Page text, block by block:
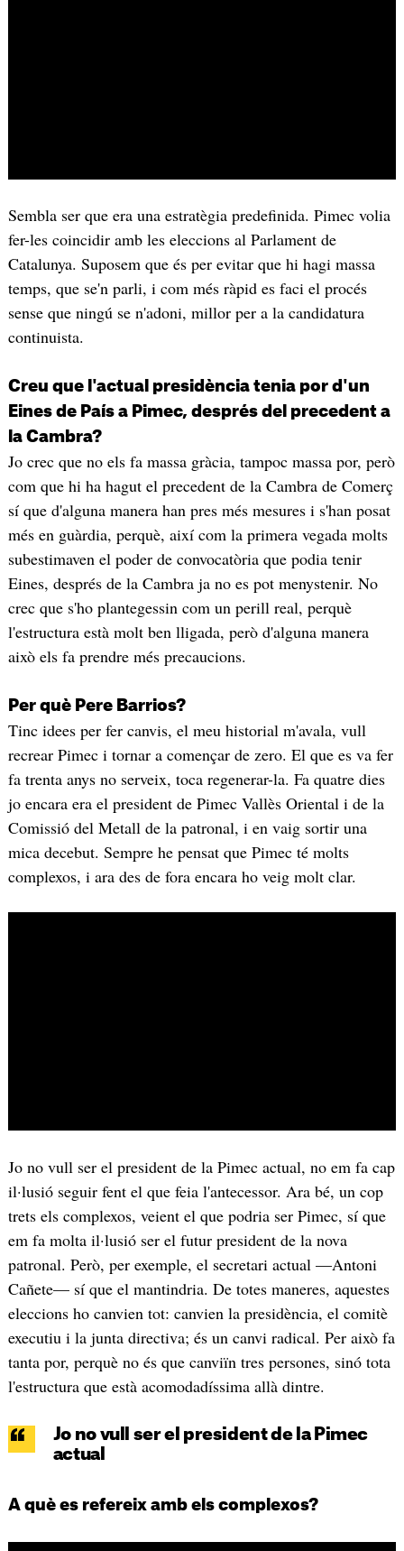
Sembla ser que era una estratègia predefinida. Pimec volia
fer-les coincidir amb les eleccions al Parlament de
Catalunya. Suposem que és per evitar que hi hagi massa
temps, que se'n parli, i com més ràpid es faci el procés
sense que ningú se n'adoni, millor per a la candidatura
continuista.
Creu que l'actual presidència tenia por d'un
Eines de País a Pimec, després del precedent a
la Cambra?
Jo crec que no els fa massa gràcia, tampoc massa por, però
com que hi ha hagut el precedent de la Cambra de Comerç
sí que d'alguna manera han pres més mesures i s'han posat
més en guàrdia, perquè, així com la primera vegada molts
subestimaven el poder de convocatòria que podia tenir
Eines, després de la Cambra ja no es pot menystenir. No
crec que s'ho plantegessin com un perill real, perquè
l'estructura està molt ben lligada, però d'alguna manera
això els fa prendre més precaucions.
Per què Pere Barrios?
Tinc idees per fer canvis, el meu historial m'avala, vull
recrear Pimec i tornar a començar de zero. El que es va fer
fa trenta anys no serveix, toca regenerar-la. Fa quatre dies
jo encara era el president de Pimec Vallès Oriental i de la
Comissió del Metall de la patronal, i en vaig sortir una
mica decebut. Sempre he pensat que Pimec té molts
complexos, i ara des de fora encara ho veig molt clar.
Jo no vull ser el president de la Pimec actual, no em fa cap
il·lusió seguir fent el que feia l'antecessor. Ara bé, un cop
trets els complexos, veient el que podria ser Pimec, sí que
em fa molta il·lusió ser el futur president de la nova
patronal. Però, per exemple, el secretari actual —Antoni
Cañete— sí que el mantindria. De totes maneres, aquestes
eleccions ho canvien tot: canvien la presidència, el comitè
executiu i la junta directiva; és un canvi radical. Per això fa
tanta por, perquè no és que canviïn tres persones, sinó tota
l'estructura que està acomodadíssima allà dintre.
Jo no vull ser el president de la Pimec
actual
A què es refereix amb els complexos?